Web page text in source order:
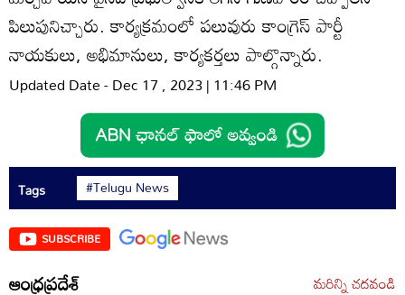
పిలుపునిచ్చారు. కార్యక్రమంలో పలువురు కాంగ్రెస్‌ పార్టీ
నాయకులు, అభిమానులు, కార్యకర్తలు పాల్గొన్నారు.
Updated Date - Dec 17 , 2023 | 11:46 PM
Tags #Telugu News
SUBSCRIBE
ఆంధ్రప్రదేశ్ మరిన్ని చదవండి